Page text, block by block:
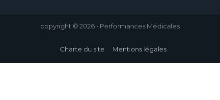
copyright © 2026 • Performances Médicales
Charte du site Mentions légales